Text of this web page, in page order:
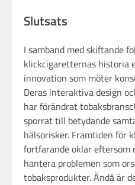
Slutsats
I samband med skiftande
klickcigaretternas historia
innovation som möter
Deras interaktiva design
har förändrat
sporrat till betydande
hälsorisker. Framtiden för
fortfarande oklar
hantera problemen som
tobaksprodukter. Ändå är